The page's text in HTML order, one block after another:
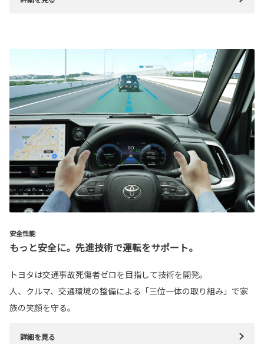
安全性能
もっと安全に。先進技術で運転をサポート。
トヨタは交通事故死傷者ゼロを目指して技術を開発。
人、クルマ、交通環境の整備による「三位一体の取り組み」で家
族の笑顔を守る。
詳細を見る